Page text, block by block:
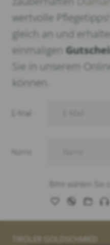
wertvolle
gleich an und
einmaligen
Sie in unserem
können.
TIROLER GOLDSCHMIED